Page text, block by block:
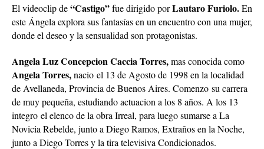
El videoclip de“Castigo”fue dirigido porLautaro Furiolo.En
este Ángela explora sus fantasías en un encuentro con una mujer,
donde el deseo y la sensualidad son protagonistas.
Angela Luz Concepcion Caccia Torres,mas conocida como
Angela Torres,nacio el 13 de Agosto de 1998 en la localidad
de Avellaneda, Provincia de Buenos Aires. Comenzo su carrera
de muy pequeña, estudiando actuacion a los 8 años. A los 13
integro el elenco de la obra Irreal, para luego sumarse a La
Novicia Rebelde, junto a Diego Ramos, Extraños en la Noche,
junto a Diego Torres y la tira televisiva Condicionados.